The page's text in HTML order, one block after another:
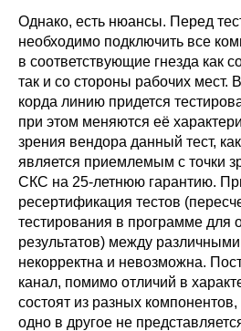
Однако, есть нюансы. Перед
необходимо подключить все
в соответствующие гнезда как
так и со стороны рабочих мест.
корда линию придется
при этом меняются её
зрения вендора данный тест,
является приемлемым с точки
СКС на 25-летнюю гарантию.
ресертификация тестов
тестирования в программе для
результатов) между
некорректна и невозможна.
канал, помимо отличий в
состоят из разных
одно в другое не